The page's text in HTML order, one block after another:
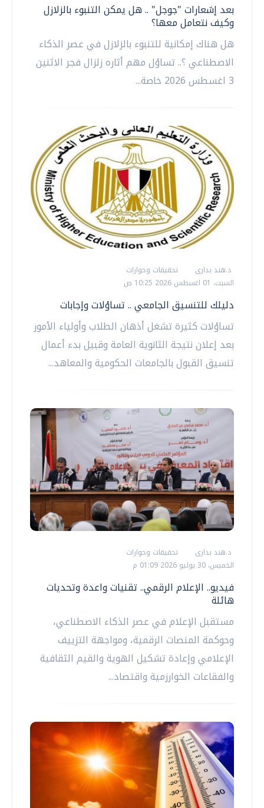
بعد إشعارات "جوجل" .. هل يمكن التنبوء بالزلازل
وكيف نتعامل معها؟
هل هناك إمكانية للتنبوء بالزلازل في عصر الذكاء
الاصطناعي ؟.. تساؤل مهم أثاره زلزال فجر الاثنين
3 اغسطس 2026 خاصة...
د.هند بدارى
تحقيقات وحوارات
السبت، 01 اغسطس 2026 10:25 ص
دليلك للتنسيق الجامعي .. تساؤلات وإجابات
تساؤلات كثيرة تشغل أذهان الطلاب وأولياء الأمور
بعد إعلان نتيجة الثانوية العامة وقبيل بدء أعمال
تنسيق القبول بالجامعات الحكومية والمعاهد...
د.هند بدارى
تحقيقات وحوارات
الخميس، 30 يوليو 2026 01:09 م
فيديو.. الإعلام الرقمي.. تقنيات واعدة وتحديات
هائلة
مستقبل الإعلام في عصر الذكاء الاصطناعي،
وحوكمة المنصات الرقمية، ومواجهة التزييف
الإعلامي وإعادة تشكيل الهوية والقيم الثقافية
والفقاعات الخوارزمية واقتصاد...